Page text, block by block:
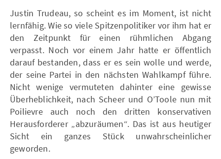
Justin Trudeau, so scheint es im Moment, ist nicht
lernfähig. Wie so viele Spitzenpolitiker vor ihm hat er
den Zeitpunkt für einen rühmlichen Abgang
verpasst. Noch vor einem Jahr hatte er öffentlich
darauf bestanden, dass er es sein wolle und werde,
der seine Partei in den nächsten Wahlkampf führe.
Nicht wenige vermuteten dahinter eine gewisse
Überheblichkeit, nach Scheer und O’Toole nun mit
Poilievre auch noch den dritten konservativen
Herausforderer „abzuräumen“. Das ist aus heutiger
Sicht ein ganzes Stück unwahrscheinlicher
geworden.